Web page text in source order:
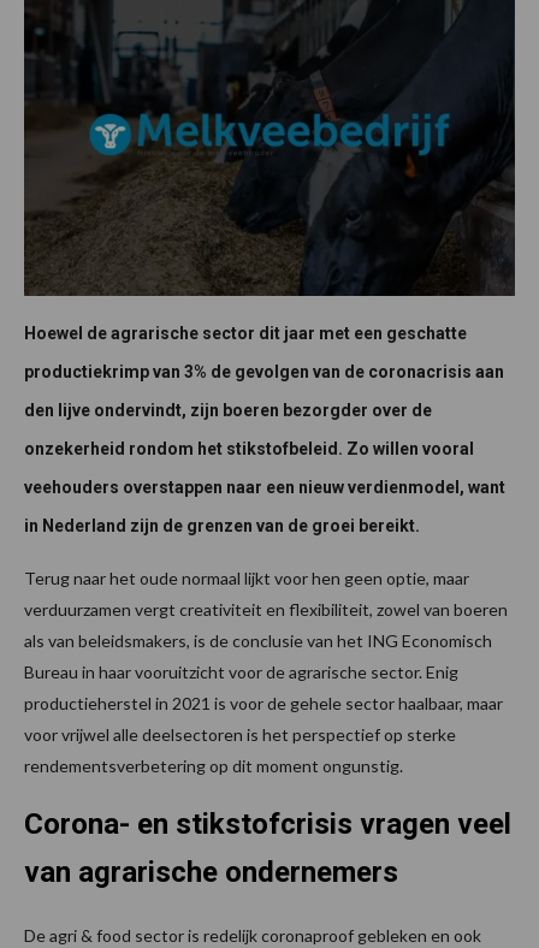
Hoewel de agrarische sector dit jaar met een geschatte
productiekrimp van 3% de gevolgen van de coronacrisis aan
den lijve ondervindt, zijn boeren bezorgder over de
onzekerheid rondom het stikstofbeleid. Zo willen vooral
veehouders overstappen naar een nieuw verdienmodel, want
in Nederland zijn de grenzen van de groei bereikt.
Terug naar het oude normaal lijkt voor hen geen optie, maar
verduurzamen vergt creativiteit en flexibiliteit, zowel van boeren
als van beleidsmakers, is de conclusie van het ING Economisch
Bureau in haar vooruitzicht voor de agrarische sector. Enig
productieherstel in 2021 is voor de gehele sector haalbaar, maar
voor vrijwel alle deelsectoren is het perspectief op sterke
rendementsverbetering op dit moment ongunstig.
Corona- en stikstofcrisis vragen veel
van agrarische ondernemers
De agri & food sector is redelijk coronaproof gebleken en ook